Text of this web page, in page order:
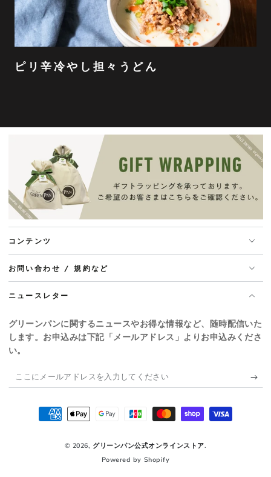
ピリ辛冷やし担々うどん
コンテンツ
お問い合わせ / 規約など
ニュースレター
グリーンパンに関するニュースやお得な情報など、随時配信いた
します。お申込みは下記「メールアドレス」よりお申込みくださ
い。
こ
こ
© 2026, グリーンパン公式オンラインストア.
Powered by Shopify